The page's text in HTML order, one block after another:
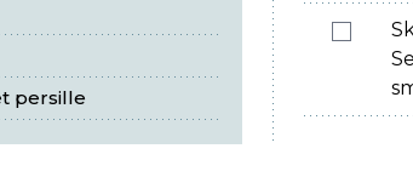
persille